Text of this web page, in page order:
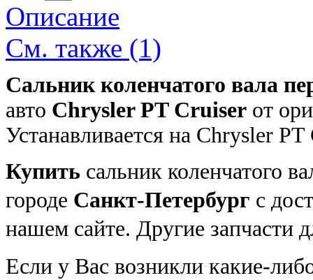
Описание
См. также (1)
Сальник коленчатого вала
авто Chrysler PT Cruiser от
Устанавливается на Chrysler
Купить сальник коленчатого
городе Санкт-Петербург с
нашем сайте. Другие запчасти
Если у Вас возникли какие-